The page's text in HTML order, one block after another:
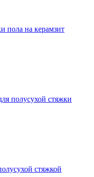
пола на керамзит
полусухой стяжки
стяжкой